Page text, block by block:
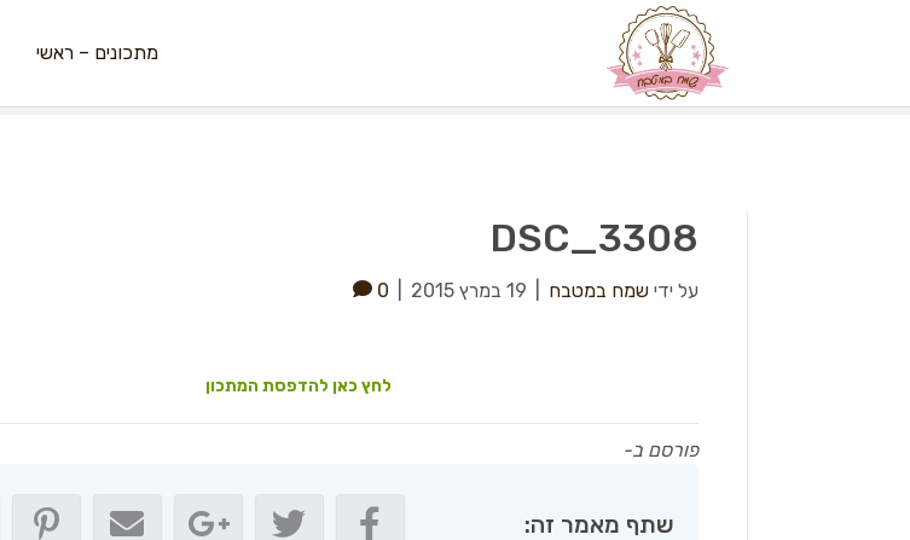
מתכונים – ראשי
DSC_3308
על ידי שמח במטבח 19 במרץ 2015 0
לחץ כאן להדפסת המתכון
פורסם ב-
שתף מאמר זה: